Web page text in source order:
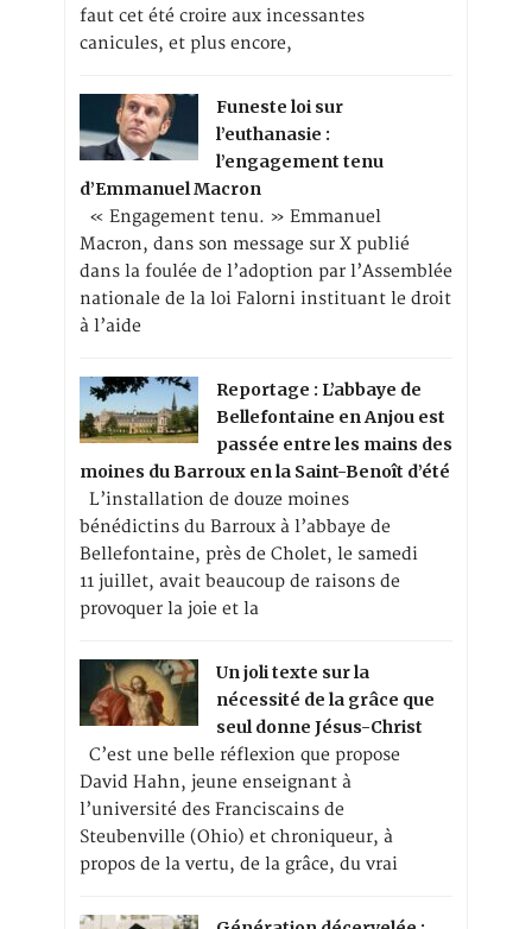
faut cet été croire aux incessantes
canicules, et plus encore,
Funeste loi sur
l’euthanasie :
l’engagement tenu
d’Emmanuel Macron
« Engagement tenu. » Emmanuel
Macron, dans son message sur X publié
dans la foulée de l’adoption par l’Assemblée
nationale de la loi Falorni instituant le droit
à l’aide
Reportage : L’abbaye de
Bellefontaine en Anjou est
passée entre les mains des
moines du Barroux en la Saint-Benoît d’été
L’installation de douze moines
bénédictins du Barroux à l’abbaye de
Bellefontaine, près de Cholet, le samedi
11 juillet, avait beaucoup de raisons de
provoquer la joie et la
Un joli texte sur la
nécessité de la grâce que
seul donne Jésus-Christ
C’est une belle réflexion que propose
David Hahn, jeune enseignant à
l’université des Franciscains de
Steubenville (Ohio) et chroniqueur, à
propos de la vertu, de la grâce, du vrai